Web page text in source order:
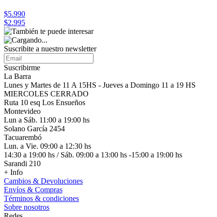
$5.990
$2.995
Suscribite a nuestro newsletter
Suscribirme
La Barra
Lunes y Martes de 11 A 15HS - Jueves a Domingo 11 a 19 HS
MIERCOLES CERRADO
Ruta 10 esq Los Ensueños
Montevideo
Lun a Sáb. 11:00 a 19:00 hs
Solano García 2454
Tacuarembó
Lun. a Vie. 09:00 a 12:30 hs
14:30 a 19:00 hs / Sáb. 09:00 a 13:00 hs -15:00 a 19:00 hs
Sarandi 210
+ Info
Cambios & Devoluciones
Envíos & Compras
Términos & condiciones
Sobre nosotros